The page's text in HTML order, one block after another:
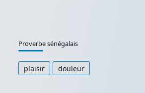
Proverbe sénégalais
plaisir douleur